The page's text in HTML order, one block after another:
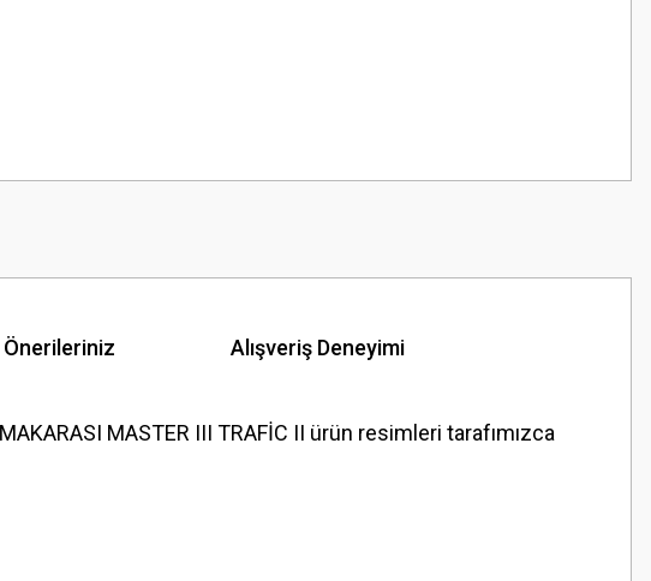
Önerileriniz Alışveriş Deneyimi
MASTER III TRAFİC II ürün resimleri tarafımızca